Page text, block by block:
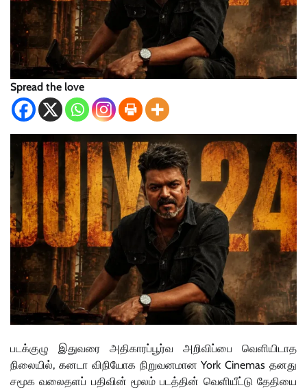
Spread the love
படக்குழு இதுவரை அதிகாரப்பூர்வ அறிவிப்பை வெளியிடாத
நிலையில், கனடா விநியோக நிறுவனமான York Cinemas தனது
சமூக வலைதளப் பதிவின் மூலம் படத்தின் வெளியீட்டு தேதியை